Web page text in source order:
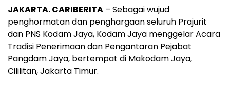
JAKARTA. CARIBERITA – Sebagai wujud
penghormatan dan penghargaan seluruh Prajurit
dan PNS Kodam Jaya, Kodam Jaya menggelar Acara
Tradisi Penerimaan dan Pengantaran Pejabat
Pangdam Jaya, bertempat di Makodam Jaya,
Cililitan, Jakarta Timur.